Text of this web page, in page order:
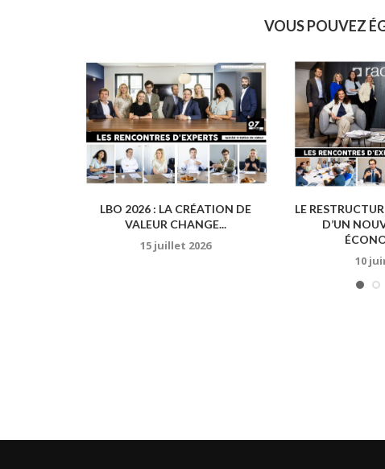
VOUS POUVEZ
LBO 2026 : LA CRÉATION DE
VALEUR CHANGE...
15 juillet 2026
LE
D’UN
10